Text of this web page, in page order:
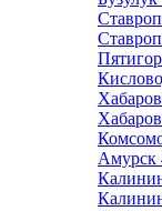
Амурск